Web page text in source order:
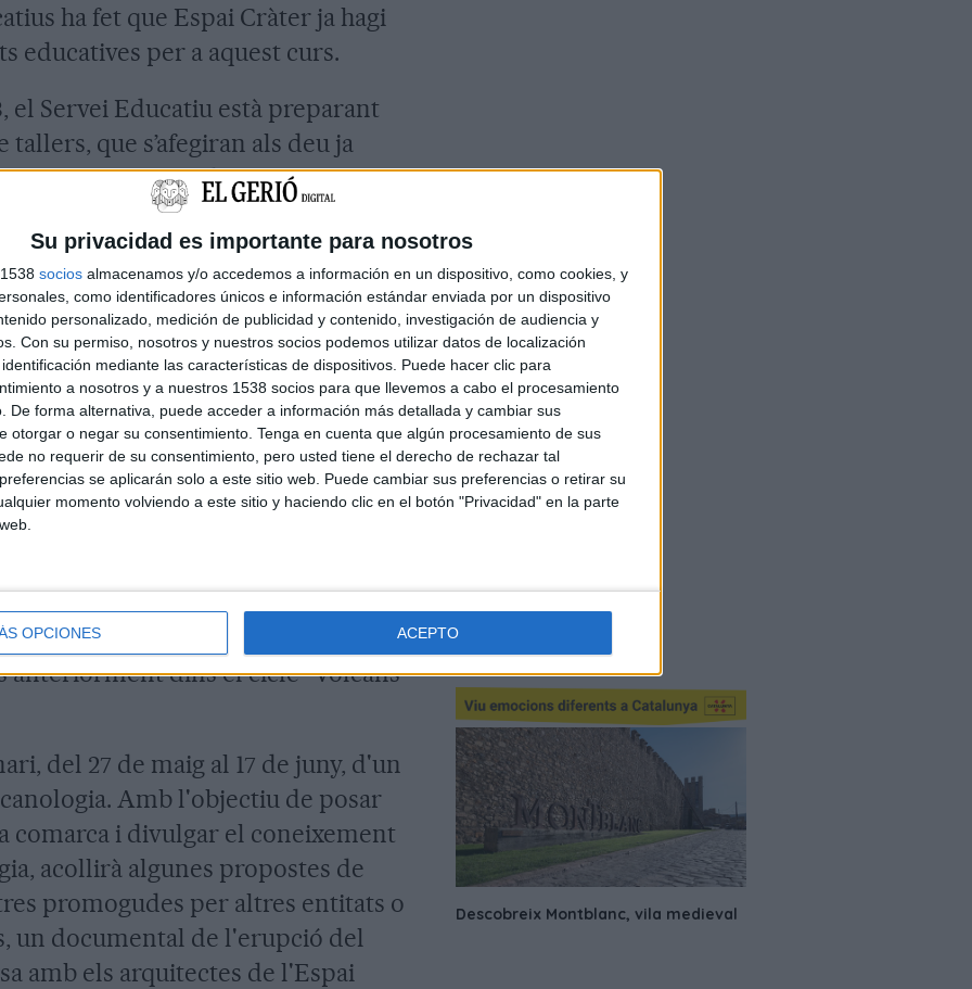
Su privacidad es importante para nosotros
socios almacenamos y/o accedemos a información en un dispositivo, como cookies, y
como identificadores únicos e información estándar enviada por un dispositivo
personalizado, medición de publicidad y contenido, investigación de audiencia y
Con su permiso, nosotros y nuestros socios podemos utilizar datos de localización
mediante las características de dispositivos. Puede hacer clic para
a nosotros y a nuestros 1538 socios para que llevemos a cabo el procesamiento
De forma alternativa, puede acceder a información más detallada y cambiar sus
otorgar o negar su consentimiento. Tenga en cuenta que algún procesamiento de sus
no requerir de su consentimiento, pero usted tiene el derecho de rechazar tal
se aplicarán solo a este sitio web. Puede cambiar sus preferencias o retirar su
momento volviendo a este sitio y haciendo clic en el botón "Privacidad" en la parte
OPCIONES ACEPTO
ha fet que Espai Cràter ja hagi
educatives per a aquest curs.
el Servei Educatiu està preparant
que s’afegiran als deu ja
un programa d’activitats
i l’experimentació,
nivells educatius i que tracten sobre
altres temàtiques com
de l'espai, als més de
cal afegir-hi les 2.013 persones
les 40 activitats programades
com xerrades, debats,
format.
una vintena més de propostes
del festival Cornamusam, el
històrics. El passat en el
anteriorment dins el cicle "Volcans
del 27 de maig al 17 de juny, d'un
Amb l'objectiu de posar
comarca i divulgar el coneixement
acollirà algunes propostes de
promogudes per altres entitats o
un documental de l'erupció del
amb els arquitectes de l'Espai